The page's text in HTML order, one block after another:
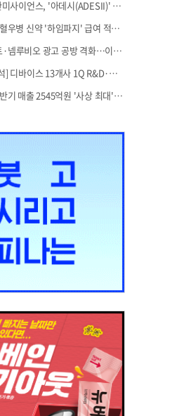
[영상] 한미사이언스, '아데시(ADESII)' 앞세워 더마 시장 판도 바꾼다
약평위, 혈우병 신약 '하임파지' 급여 적정성 인정…조건부 통과
듀피젠트·넴루비오 광고 공방 격화…이번엔 사노피가 일부 문구 변경
[기업분석] 디바이스 13개사 1Q R&D·해외매출 증가
휴젤, 상반기 매출 2545억원 '사상 최대'…미국 투자 속 성장세 지속